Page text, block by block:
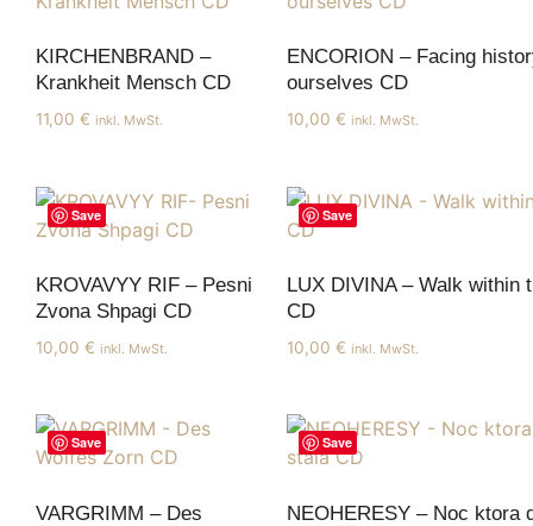
KIRCHENBRAND –
Krankheit Mensch CD
11,00 € inkl. MwSt.
ENCORION – Facing
ourselves CD
10,00 € inkl. MwSt.
Save
KROVAVYY RIF – Pesni
Zvona Shpagi CD
10,00 € inkl. MwSt.
Save
LUX DIVINA – Walk within
CD
10,00 € inkl. MwSt.
Save
VARGRIMM – Des
Save
NEOHERESY – Noc ktora